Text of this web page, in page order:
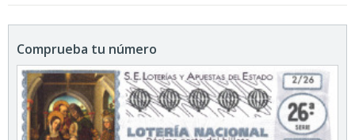
Comprueba tu número